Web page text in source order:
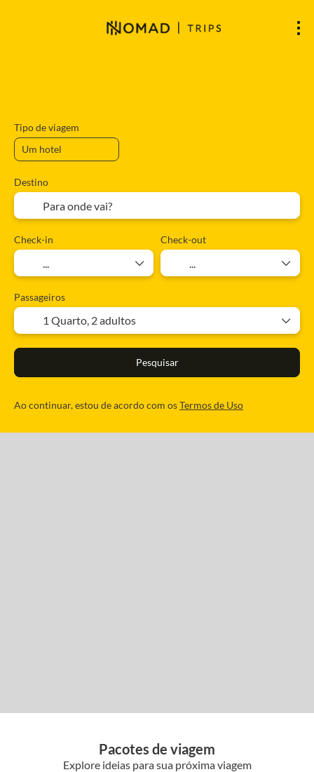
Tipo de viagem
Destino
Check-in Check-out
Passageiros
1 Quarto, 2 adultos
Pesquisar
Ao continuar, estou de acordo com osTermos de Uso
Pacotes de viagem
Explore ideias para sua próxima viagem